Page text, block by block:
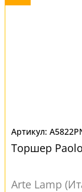
Торшер
Arte Lamp